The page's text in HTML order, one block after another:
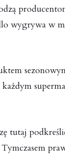
wygrywa w
tutaj